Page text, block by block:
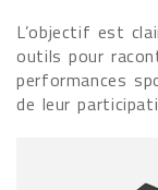
L’objectif est
outils pour
performances
de leur